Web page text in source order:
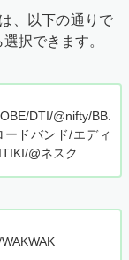
、以下の通りで
択できます。
DTI/@nifty/BB.
ードバンド/エディ
@ネスク